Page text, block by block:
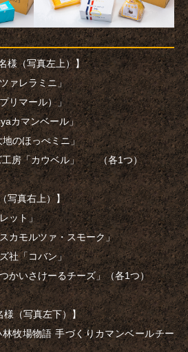
様（写真左上）】
ァレラミニ」
リマール）」
カマンベール」
のほっぺミニ」
工房「カウベル」 （各1つ）
写真右上）】
ット」
カモルツァ・スモーク」
社「コバン」
かいさけーるチーズ」（各1つ）
様（写真左下）】
牧場物語 手づくりカマンベールチー